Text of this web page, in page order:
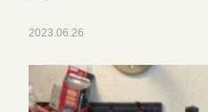
2023.06.26